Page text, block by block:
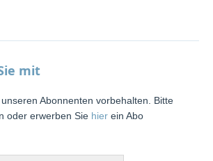
mit
Abonnenten vorbehalten. Bitte
oder erwerben Sie hier ein Abo